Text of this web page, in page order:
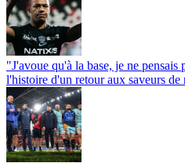
"J'avoue qu'à la base, je ne
l'histoire d'un retour aux saveurs de